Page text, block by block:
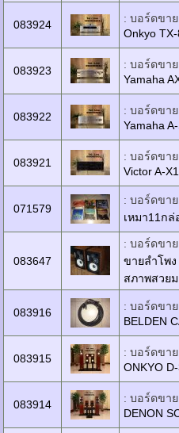
083924
: บอร์ดขาย
Onkyo
083923
: บอร์ดขาย
Yamaha
083922
: บอร์ดขาย
Yamaha
083921
: บอร์ดขาย
Victor A-
071579
: บอร์ดขา
เหมา11ก
083647
: บอร์ดขาย
ขายลำโพ
สภาพสวย
083916
: บอร์ดขาย
BELDEN
083915
: บอร์ดขาย
ONKYO
083914
: บอร์ดขาย
DENON